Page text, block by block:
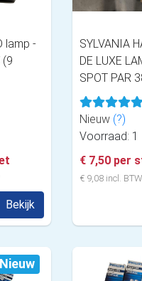
lamp -
(9
Bekijk
SYLVANIA
DE LUXE
SPOT PAR
Nieuw (?)
Voorraad: 1
€ 7,50 per
€ 9,08 incl. BTW
Nieuw